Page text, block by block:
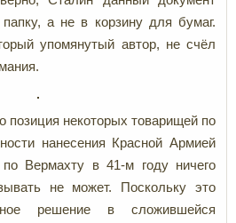
а не в корзину для бумаг.
упомянутый автор, не счёл
позиция некоторых товарищей по
нанесения Красной Армией
Вермахту в 41-м году ничего
не может. Поскольку это
решение в сложившейся